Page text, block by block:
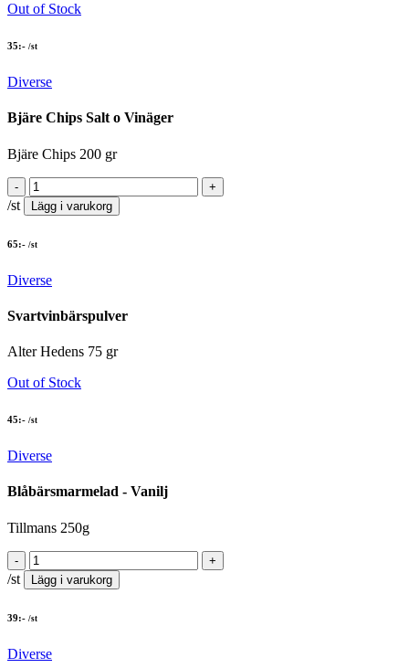
Out of Stock
35:- /st
Diverse
Bjäre Chips Salt o Vinäger
Bjäre Chips 200 gr
/st Lägg i varukorg
65:- /st
Diverse
Svartvinbärspulver
Alter Hedens 75 gr
Out of Stock
45:- /st
Diverse
Blåbärsmarmelad - Vanilj
Tillmans 250g
/st Lägg i varukorg
39:- /st
Diverse